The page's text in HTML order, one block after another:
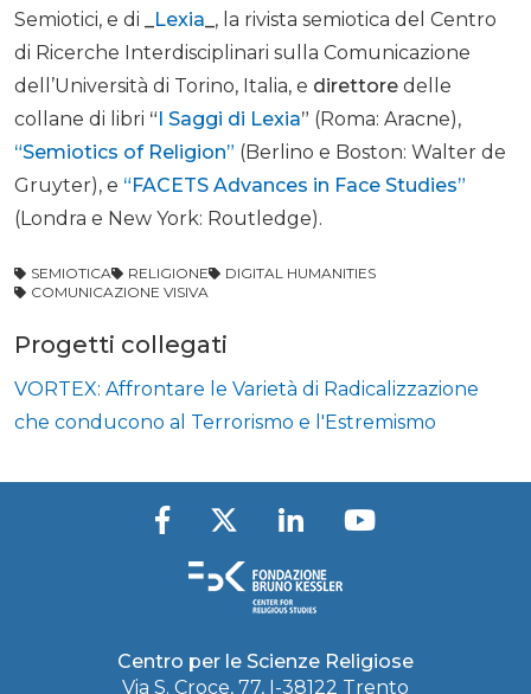
Semiotici, e di
Lexia , la rivista semiotica del Centro
di Ricerche Interdisciplinari sulla Comunicazione
dell’Università di Torino, Italia, e direttore delle
collane di libri “ I Saggi di Lexia” (Roma: Aracne),
“Semiotics of Religion” (Berlino e Boston: Walter de
Gruyter), e “FACETS Advances in Face Studies”
(Londra e New York: Routledge).
SEMIOTICA RELIGIONE
DIGITAL HUMANITIES
COMUNICAZIONE VISIVA
Progetti collegati
VORTEX: Affrontare le Varietà di Radicalizzazione
che conducono al Terrorismo e l'Estremismo
Centro per le Scienze Religiose
Via S. Croce, 77, I-38122 Trento